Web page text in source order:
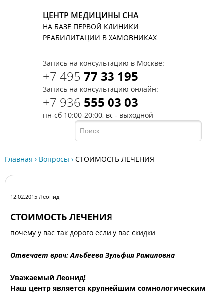
ЦЕНТР МЕДИЦИНЫ СНА
НА БАЗЕ ПЕРВОЙ КЛИНИКИ
РЕАБИЛИТАЦИИ В ХАМОВНИКАХ
Запись на консультацию в Москве:
+7 495 77 33 195
Запись на консультацию онлайн:
+7 936 555 03 03
пн-сб 10:00-20:00, вс - выходной
Главная › Вопросы › СТОИМОСТЬ ЛЕЧЕНИЯ
12.02.2015 Леонид
СТОИМОСТЬ ЛЕЧЕНИЯ
почему у вас так дорого если у вас скидки
Отвечает врач: Альбеева Зульфия Рамиловна
Уважаемый Леонид!
Наш центр является крупнейшим сомнологическим